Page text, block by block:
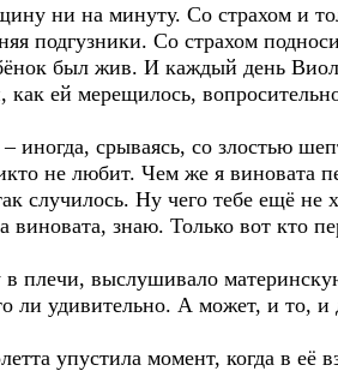
ни на минуту. Со страхом и
подгузники. Со страхом
был жив. И каждый день
как ей мерещилось,
срываясь, со злостью
не любит. Чем же я виновата
случилось. Ну чего тебе ещё
знаю. Только вот кто
плечи, выслушивало
ли удивительно. А может, и то, и
упустила момент, когда в